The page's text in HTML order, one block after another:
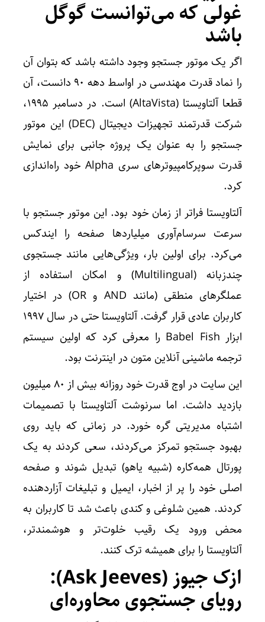
غولی که می‌توانست گوگل
باشد
اگر یک موتور جستجو وجود داشته باشد که بتوان آن
را نماد قدرت مهندسی در اواسط دهه 90 دانست، آن
قطعا آلتاویستا (AltaVista) است. در دسامبر 1995،
شرکت قدرتمند تجهیزات دیجیتال (DEC) این موتور
جستجو را به عنوان یک پروژه جانبی برای نمایش
قدرت سوپرکامپیوترهای سری Alpha خود راه‌اندازی
کرد.
آلتاویستا فراتر از زمان خود بود. این موتور جستجو با
سرعت سرسام‌آوری میلیاردها صفحه را ایندکس
می‌کرد. برای اولین بار، ویژگی‌هایی مانند جستجوی
چندزبانه (Multilingual) و امکان استفاده از
عملگرهای منطقی (مانند AND و OR) در اختیار
کاربران عادی قرار گرفت. آلتاویستا حتی در سال 1997
ابزار Babel Fish را معرفی کرد که اولین سیستم
ترجمه ماشینی آنلاین متون در اینترنت بود.
این سایت در اوج قدرت خود روزانه بیش از 80 میلیون
بازدید داشت. اما سرنوشت آلتاویستا با تصمیمات
اشتباه مدیریتی گره خورد. در زمانی که باید روی
بهبود جستجو تمرکز می‌کردند، سعی کردند به یک
پورتال همه‌کاره (شبیه یاهو) تبدیل شوند و صفحه
اصلی خود را پر از اخبار، ایمیل و تبلیغات آزاردهنده
کردند. همین شلوغی و کندی باعث شد تا کاربران به
محض ورود یک رقیب خلوت‌تر و هوشمندتر،
آلتاویستا را برای همیشه ترک کنند.
ازک جیوز (Ask Jeeves):
رویای جستجوی محاوره‌ای